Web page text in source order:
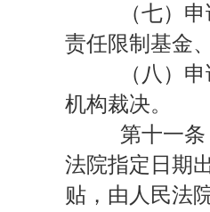
（七）申请
责任限制基金
（八）申请
机构裁决。
第十一条
法院指定日期
贴，由人民法